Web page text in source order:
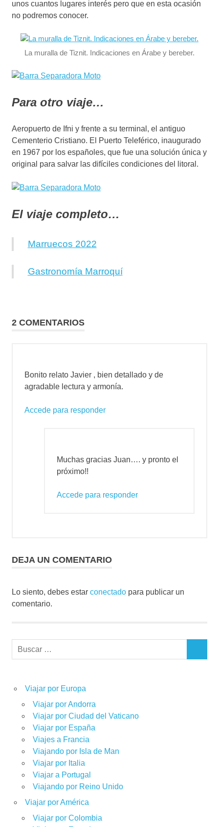
unos cuantos lugares interés pero que en esta ocasión
no podremos conocer.
La muralla de Tiznit. Indicaciones en Árabe y bereber.
Para otro viaje…
Aeropuerto de Ifni y frente a su terminal, el antiguo
Cementerio Cristiano. El Puerto Teleférico, inaugurado
en 1967 por los españoles, que fue una solución única y
original para salvar las difíciles condiciones del litoral.
El viaje completo…
Marruecos 2022
Gastronomía Marroquí
2 COMENTARIOS
Bonito relato Javier , bien detallado y de
agradable lectura y armonía.
Accede para responder
Muchas gracias Juan…. y pronto el
próximo!!
Accede para responder
DEJA UN COMENTARIO
Lo siento, debes estar conectado para publicar un
comentario.
Buscar:
Viajar por Europa
Viajar por Andorra
Viajar por Ciudad del Vaticano
Viajar por España
Viajes a Francia
Viajando por Isla de Man
Viajar por Italia
Viajar a Portugal
Viajando por Reino Unido
Viajar por América
Viajar por Colombia